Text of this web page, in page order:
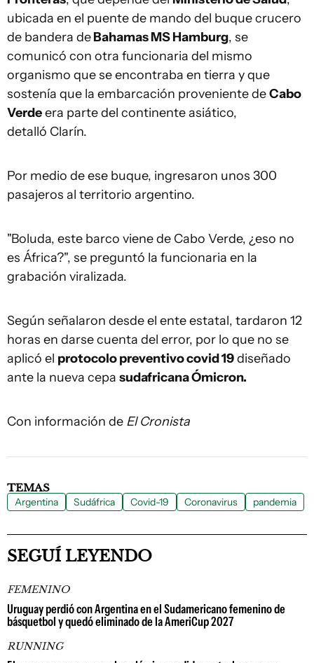
ubicada en el puente de mando del buque crucero
de bandera deBahamas MS Hamburg, se
comunicó con otra funcionaria del mismo
organismo que se encontraba en tierra y que
sostenía que la embarcación proveniente deCabo
Verdeera parte del continente asiático,
detalló Clarín.
Por medio de ese buque, ingresaron unos 300
pasajeros al territorio argentino.
"Boluda, este barco viene de Cabo Verde, ¿eso no
es África?", se preguntó la funcionaria en la
grabación viralizada.
Según señalaron desde el ente estatal, tardaron 12
horas en darse cuenta del error, por lo que no se
aplicó el protocolo preventivo covid 19diseñado
ante la nueva cepa sudafricana Ómicron.
Con información de El Cronista
TEMAS
Argentina Sudáfrica Covid-19 Coronavirus pandemia
SEGUÍ LEYENDO
FEMENINO
Uruguay perdió con Argentina en el Sudamericano femenino de
básquetbol y quedó eliminado de la AmeriCup 2027
RUNNING